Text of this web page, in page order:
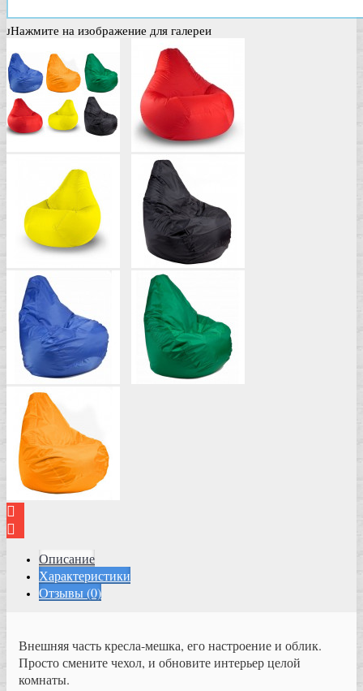
Нажмите на изображение для галереи
Описание
Характеристики
Отзывы (0)
Внешняя часть кресла-мешка, его настроение и облик.
Просто смените чехол, и обновите интерьер целой
комнаты.